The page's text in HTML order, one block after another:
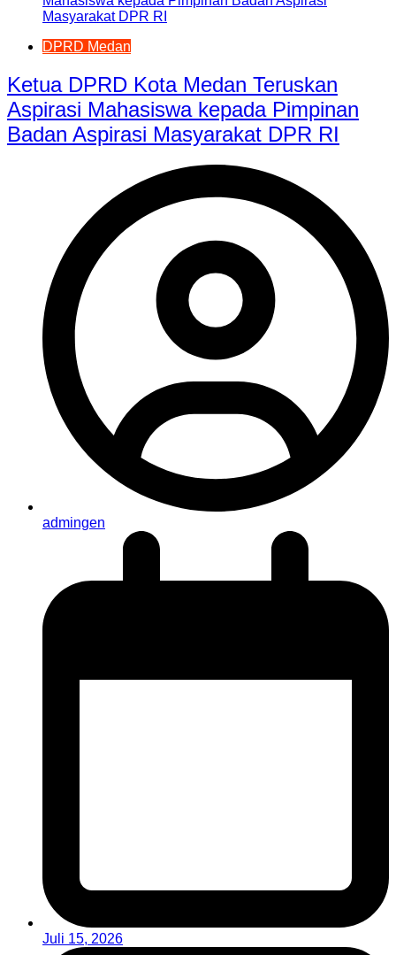
DPRD Medan
Ketua DPRD Kota Medan Teruskan
Aspirasi Mahasiswa kepada Pimpinan
Badan Aspirasi Masyarakat DPR RI
admingen
Juli 15, 2026